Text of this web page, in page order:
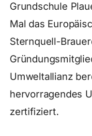
Grundschule
Mal das
Sternquell-
Umweltallianz
hervorragendes
zertifiziert.